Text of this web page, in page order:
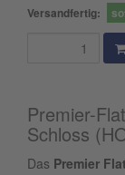
Versandfertig:
Premier-
Schloss
Das Premier